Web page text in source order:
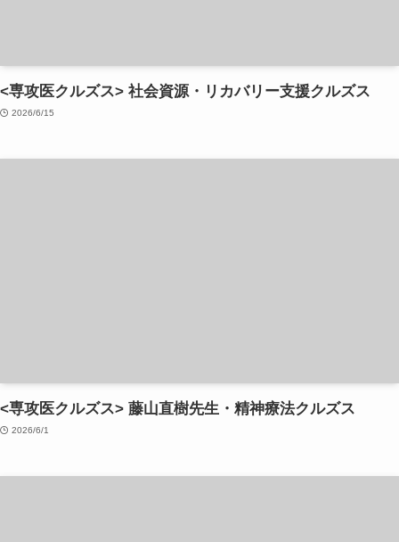
<専攻医クルズス> 社会資源・リカバリー支援クルズス
2026/6/15
<専攻医クルズス> 藤山直樹先生・精神療法クルズス
2026/6/1